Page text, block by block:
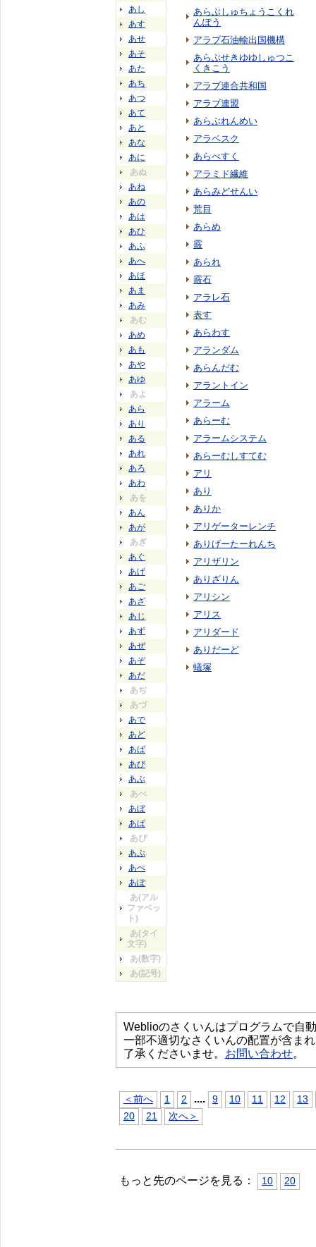
あし
あす
あせ
あそ
あた
あち
あつ
あて
あと
あな
あに
あぬ
あね
あの
あは
あひ
あふ
あへ
あほ
あま
あみ
あむ
あめ
あも
あや
あゆ
あよ
あら
あり
ある
あれ
あろ
あわ
あを
あん
あが
あぎ
あぐ
あげ
あご
あざ
あじ
あず
あぜ
あぞ
あだ
あぢ
あづ
あで
あど
あば
あび
あぶ
あべ
あぼ
あぱ
あぴ
あぷ
あぺ
あぽ
あ(アル
ファベッ
ト)
あ(タイ
文字)
あ(数字)
あ(記号)
あらぶしゅちょうこくれ
んぽう
アラブ石油輸出国機構
あらぶせきゆゆしゅつこ
くきこう
アラブ連合共和国
アラブ連盟
あらぶれんめい
アラベスク
あらべすく
アラミド繊維
あらみどせんい
荒目
あらめ
霰
あられ
霰石
アラレ石
表す
あらわす
アランダム
あらんだむ
アラントイン
アラーム
あらーむ
アラームシステム
あらーむしすてむ
アリ
あり
ありか
アリゲーターレンチ
ありげーたーれんち
アリザリン
ありざりん
アリシン
アリス
アリダード
ありだーど
蟻塚
Weblioのさくいんはプログラムで自
一部不適切なさくいんの配置が含ま
了承くださいませ。 お問い合わせ。
＜前へ 1 2 .... 9 10 11 12
13
20
21 次へ＞
もっと先のページを見る： 10 20